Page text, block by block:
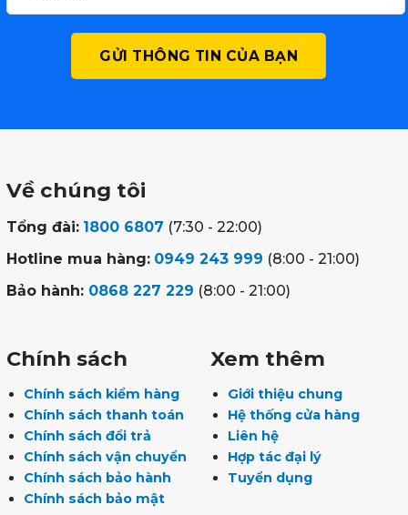
Về chúng tôi
Tổng đài: 1800 6807 (7:30 - 22:00)
Hotline mua hàng: 0949 243 999 (8:00 - 21:00)
Bảo hành: 0868 227 229 (8:00 - 21:00)
Chính sách
Chính sách kiểm hàng
Chính sách thanh toán
Chính sách đổi trả
Chính sách vận chuyển
Chính sách bảo hành
Chính sách bảo mật
Xem thêm
Giới thiệu chung
Hệ thống cửa hàng
Liên hệ
Hợp tác đại lý
Tuyển dụng